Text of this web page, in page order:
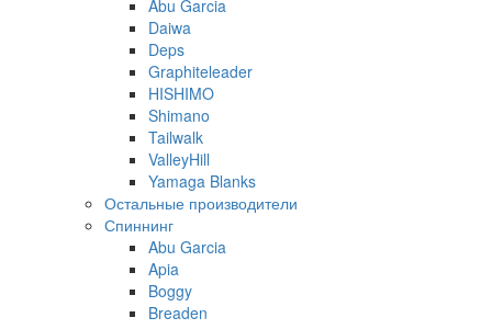
Abu Garcia
Daiwa
Deps
Graphiteleader
HISHIMO
Shimano
Tailwalk
ValleyHill
Yamaga Blanks
Остальные производители
Спиннинг
Abu Garcia
Apia
Boggy
Breaden